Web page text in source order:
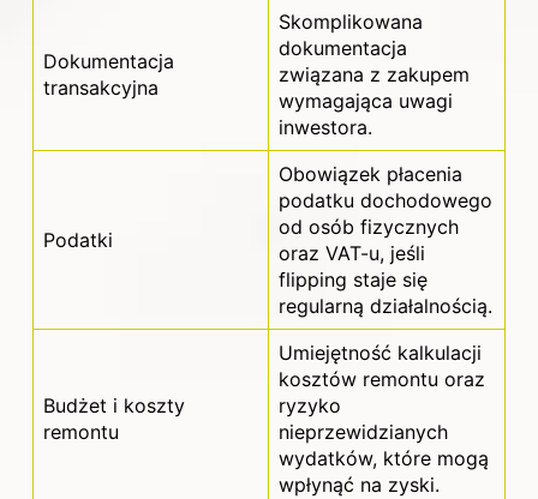
Dokumentacja
transakcyjna
Skomplikowana
dokumentacja
związana z zakupem
wymagająca uwagi
inwestora.
Podatki
Obowiązek płacenia
podatku dochodowego
od osób fizycznych
oraz VAT-u, jeśli
flipping staje się
regularną działalnością.
Budżet i koszty
remontu
Umiejętność kalkulacji
kosztów remontu oraz
ryzyko
nieprzewidzianych
wydatków, które mogą
wpłynąć na zyski.